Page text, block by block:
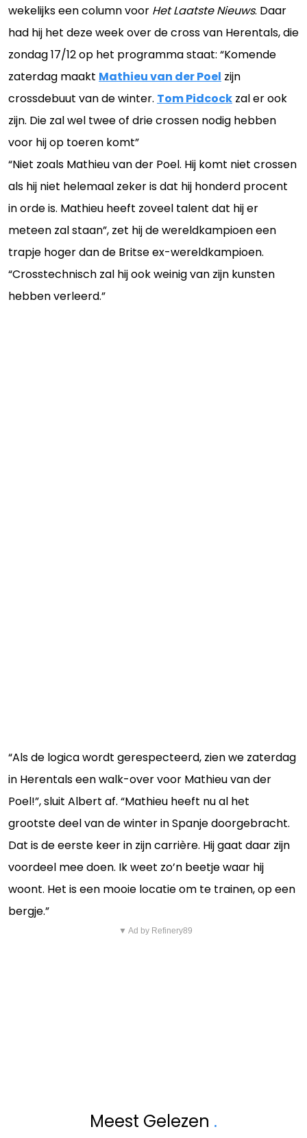
wekelijks een column voor Het Laatste Nieuws. Daar
had hij het deze week over de cross van Herentals, die
zondag 17/12 op het programma staat: “Komende
zaterdag maakt Mathieu van der Poel zijn
crossdebuut van de winter. Tom Pidcock zal er ook
zijn. Die zal wel twee of drie crossen nodig hebben
voor hij op toeren komt”
“Niet zoals Mathieu van der Poel. Hij komt niet crossen
als hij niet helemaal zeker is dat hij honderd procent
in orde is. Mathieu heeft zoveel talent dat hij er
meteen zal staan”, zet hij de wereldkampioen een
trapje hoger dan de Britse ex-wereldkampioen.
“Crosstechnisch zal hij ook weinig van zijn kunsten
hebben verleerd.”
“Als de logica wordt gerespecteerd, zien we zaterdag
in Herentals een walk-over voor Mathieu van der
Poel!”, sluit Albert af. “Mathieu heeft nu al het
grootste deel van de winter in Spanje doorgebracht.
Dat is de eerste keer in zijn carrière. Hij gaat daar zijn
voordeel mee doen. Ik weet zo’n beetje waar hij
woont. Het is een mooie locatie om te trainen, op een
bergje.”
▼ Ad by Refinery89
Meest Gelezen .